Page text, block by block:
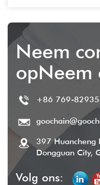
Neem
opNeem
+86 769-
397 Huancheng
Dongguan City,
Volg ons: